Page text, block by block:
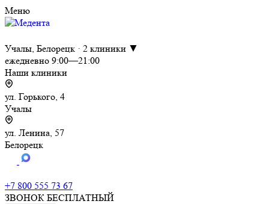
Меню
Учалы, Белорецк · 2 клиники ▼
ежедневно 9:00—21:00
Наши клиники
ул. Горького, 4
Учалы
ул. Ленина, 57
Белорецк
+7 800 555 73 67
ЗВОНОК БЕСПЛАТНЫЙ